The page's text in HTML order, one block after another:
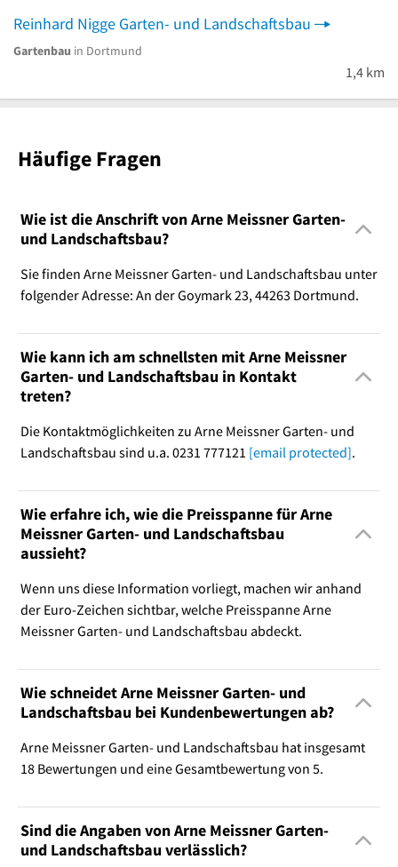
Reinhard Nigge Garten- und Landschaftsbau
Gartenbau in Dortmund
1,4 km
Häufige Fragen
Wie ist die Anschrift von Arne Meissner Garten-
und Landschaftsbau?
Sie finden Arne Meissner Garten- und Landschaftsbau unter
folgender Adresse: An der Goymark 23, 44263 Dortmund.
Wie kann ich am schnellsten mit Arne Meissner
Garten- und Landschaftsbau in Kontakt
treten?
Die Kontaktmöglichkeiten zu Arne Meissner Garten- und
Landschaftsbau sind u.a. 0231 777121 [email protected].
Wie erfahre ich, wie die Preisspanne für Arne
Meissner Garten- und Landschaftsbau
aussieht?
Wenn uns diese Information vorliegt, machen wir anhand
der Euro-Zeichen sichtbar, welche Preisspanne Arne
Meissner Garten- und Landschaftsbau abdeckt.
Wie schneidet Arne Meissner Garten- und
Landschaftsbau bei Kundenbewertungen ab?
Arne Meissner Garten- und Landschaftsbau hat insgesamt
18 Bewertungen und eine Gesamtbewertung von 5.
Sind die Angaben von Arne Meissner Garten-
und Landschaftsbau verlässlich?